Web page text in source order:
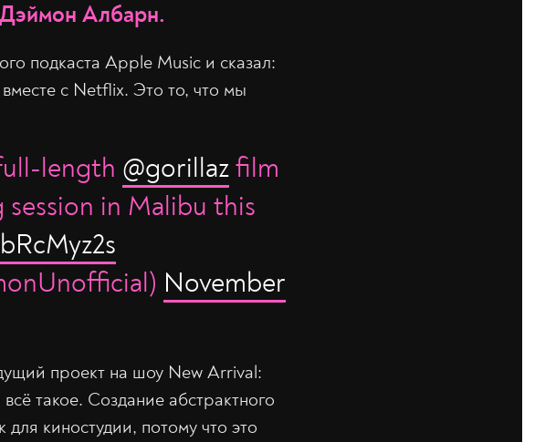
Дэймон Албарн.
подкаста Apple Music и сказал:
с Netflix. Это то, что мы
length @gorillazfilm
in Malibu this
November
проект на шоу New Arrival:
такое. Создание абстрактного
киностудии, потому что это